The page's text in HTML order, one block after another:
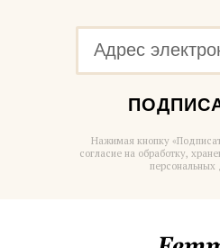
Нажимая кнопку
согласие на обработку,
персональных